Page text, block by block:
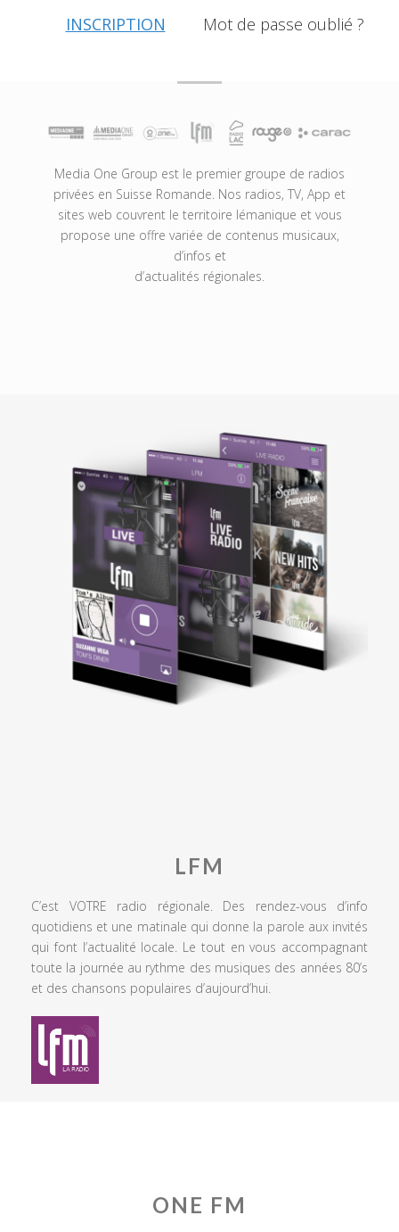
INSCRIPTION Mot de passe oublié ?
Media One Group est le premier groupe de radios
privées en Suisse Romande. Nos radios, TV, App et
sites web couvrent le territoire lémanique et vous
propose une offre variée de contenus musicaux,
d’infos et
d’actualités régionales.
LFM
C’est VOTRE radio régionale. Des rendez-vous d’info
quotidiens et une matinale qui donne la parole aux invités
qui font l’actualité locale. Le tout en vous accompagnant
toute la journée au rythme des musiques des années 80’s
et des chansons populaires d’aujourd’hui.
ONE FM